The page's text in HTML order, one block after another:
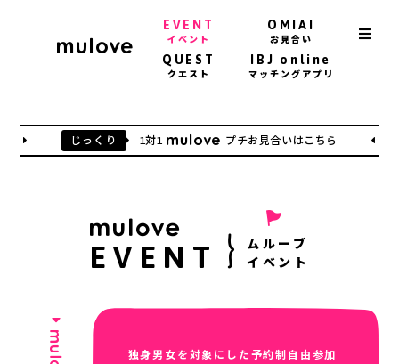
EVENT
イベント
OMIAI
お見合い
QUEST
クエスト
IBJ online
マッチングアプリ
じっくり 1対1 プチお見合いはこちら
EVENT
ムルーブ
イベント
独身男女を対象にした予約制自由参加